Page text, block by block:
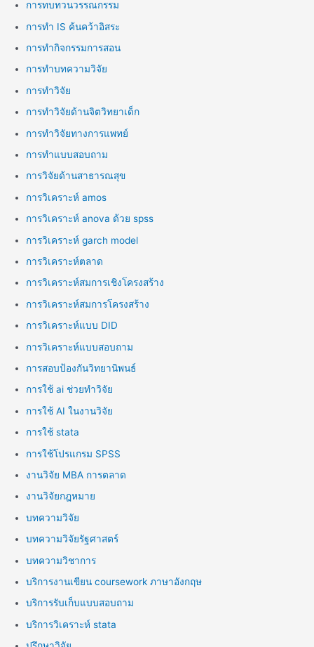
การทบทวนวรรณกรรม
การทำ IS ค้นคว้าอิสระ
การทำกิจกรรมการสอน
การทำบทความวิจัย
การทำวิจัย
การทำวิจัยด้านจิตวิทยาเด็ก
การทำวิจัยทางการแพทย์
การทำแบบสอบถาม
การวิจัยด้านสาธารณสุข
การวิเคราะห์ amos
การวิเคราะห์ anova ด้วย spss
การวิเคราะห์ garch model
การวิเคราะห์ตลาด
การวิเคราะห์สมการเชิงโครงสร้าง
การวิเคราะห์สมการโครงสร้าง
การวิเคราะห์แบบ DID
การวิเคราะห์แบบสอบถาม
การสอบป้องกันวิทยานิพนธ์
การใช้ ai ช่วยทำวิจัย
การใช้ AI ในงานวิจัย
การใช้ stata
การใช้โปรแกรม SPSS
งานวิจัย MBA การตลาด
งานวิจัยกฎหมาย
บทความวิจัย
บทความวิจัยรัฐศาสตร์
บทความวิชาการ
บริการงานเขียน coursework ภาษาอังกฤษ
บริการรับเก็บแบบสอบถาม
บริการวิเคราะห์ stata